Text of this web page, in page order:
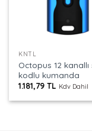
KNTL
Octopus 12
kodlu kumanda
1.181,79TL Kdv Dahil